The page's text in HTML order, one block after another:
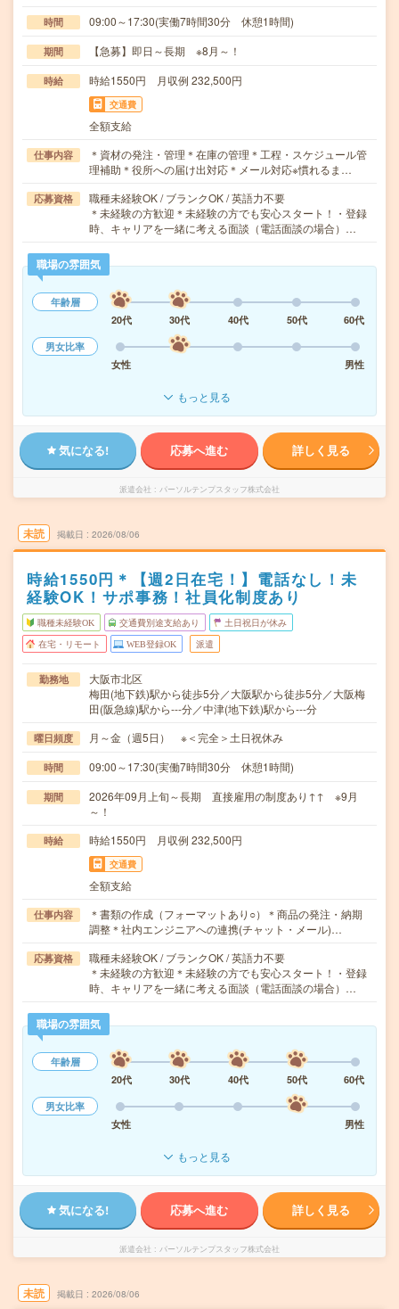
時間 09:00～17:30(実働7時間30分 休憩1時間)
期間 【急募】即日～長期 ※8月～！
時給 時給1550円 月収例 232,500円
交通費
全額支給
仕事内容
＊資材の発注・管理＊在庫の管理＊工程・スケジュール管
理補助＊役所への届け出対応＊メール対応※慣れるま…
応募資格
職種未経験OK / ブランクOK / 英語力不要
＊未経験の方歓迎＊未経験の方でも安心スタート！・登録
時、キャリアを一緒に考える面談（電話面談の場合）…
職場の雰囲気
年齢層
20代
30代 40代 50代
60代
男女比率
女性
男性
もっと見る
気になる! 応募へ進む 詳しく見る
派遣会社 パーソルテンプスタッフ株式会社
未読 掲載日 2026/08/06
時給1550円＊【週2日在宅！】電話なし！未
経験OK！サポ事務！社員化制度あり
職種未経験OK 交通費別途支給あり 土日祝日が休み
在宅・リモート WEB登録OK 派遣
勤務地
大阪市北区
梅田(地下鉄)駅から徒歩5分／大阪駅から徒歩5分／大阪梅
田(阪急線)駅から---分／中津(地下鉄)駅から---分
曜日頻度 月～金（週5日） ※＜完全＞土日祝休み
時間 09:00～17:30(実働7時間30分 休憩1時間)
期間
2026年09月上旬～長期 直接雇用の制度あり↑↑ ※9月
～！
時給 時給1550円 月収例 232,500円
交通費
全額支給
仕事内容
＊書類の作成（フォーマットあり○）＊商品の発注・納期
調整＊社内エンジニアへの連携(チャット・メール)…
応募資格
職種未経験OK / ブランクOK / 英語力不要
＊未経験の方歓迎＊未経験の方でも安心スタート！・登録
時、キャリアを一緒に考える面談（電話面談の場合）…
職場の雰囲気
年齢層
20代
30代 40代 50代
60代
男女比率
女性
男性
もっと見る
気になる! 応募へ進む 詳しく見る
派遣会社 パーソルテンプスタッフ株式会社
未読 掲載日 2026/08/06